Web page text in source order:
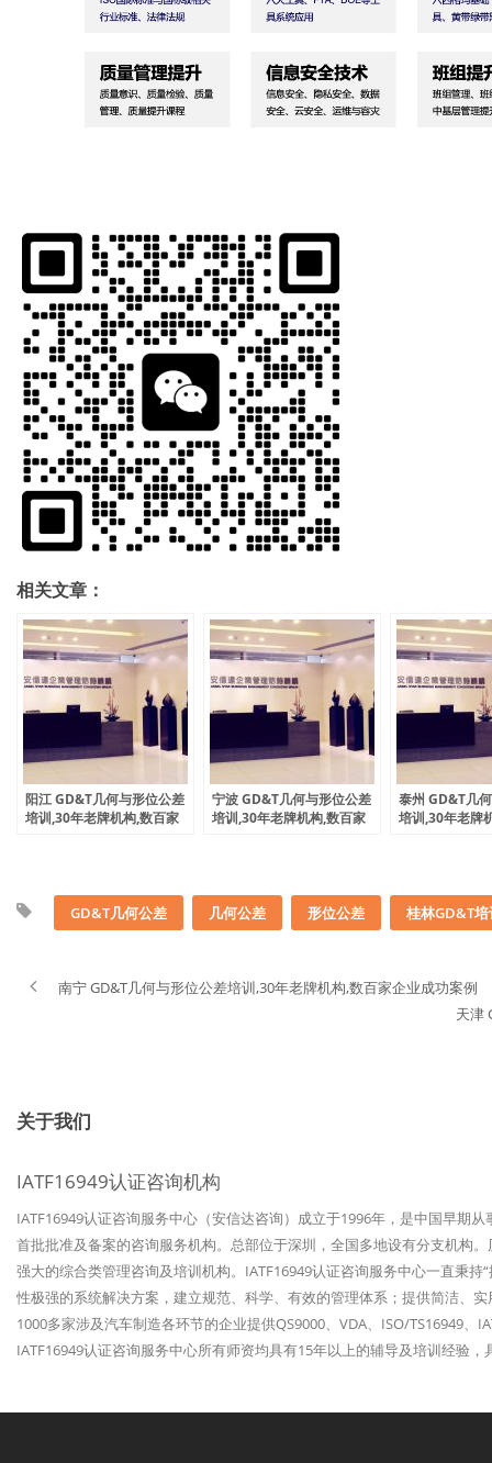
相关文章：
阳江 GD&T几何与形位公差
培训,30年老牌机构,数百家
宁波 GD&T几何与形位公差
培训,30年老牌机构,数百家
泰州 GD&T几
培训,30年老牌
GD&T几何公差 几何公差 形位公差 桂林GD&T培
南宁 GD&T几何与形位公差培训,30年老牌机构,数百家企业成功案例
天津
关于我们
IATF16949认证咨询机构
IATF16949认证咨询服务中心（安信达咨询）成立于1996年，是中国早期
首批批准及备案的咨询服务机构。总部位于深圳，全国多地设有分支机构
强大的综合类管理咨询及培训机构。IATF16949认证咨询服务中心一直秉
性极强的系统解决方案，建立规范、科学、有效的管理体系；提供简洁、
1000多家涉及汽车制造各环节的企业提供QS9000、VDA、ISO/TS16949
IATF16949认证咨询服务中心所有师资均具有15年以上的辅导及培训经验